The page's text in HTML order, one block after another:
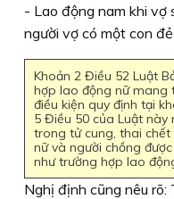
- Lao động nam khi vợ
người vợ có một con đẻ
Khoản 2 Điều 52 Luật
hợp lao động nữ mang
điều kiện quy định tại
5 Điều 50 của Luật
trong tử cung, thai
nữ và người chồng
như trường hợp lao
Nghị định cũng nêu